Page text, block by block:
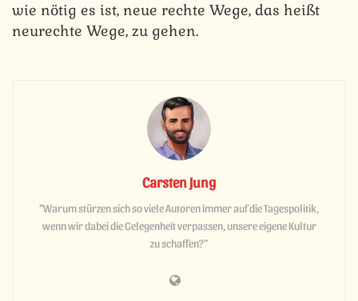
wie nötig es ist, neue rechte Wege, das heißt
neurechte Wege, zu gehen.
Carsten Jung
"Warum stürzen sich so viele Autoren immer auf die Tagespolitik,
wenn wir dabei die Gelegenheit verpassen, unsere eigene Kultur
zu schaffen?"